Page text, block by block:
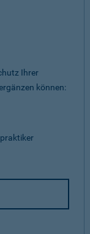
Ihrer
können: